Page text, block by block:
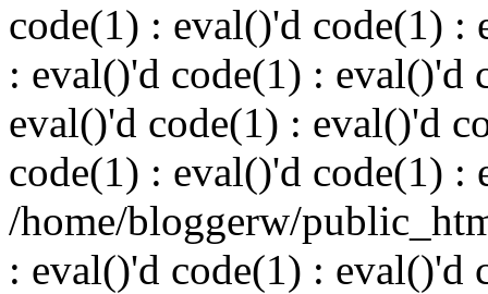
code(1) : eval()'d code(1) :
: eval()'d code(1) : eval()'d
eval()'d code(1) : eval()'d
code(1) : eval()'d code(1) :
/home/bloggerw/
: eval()'d code(1) : eval()'d